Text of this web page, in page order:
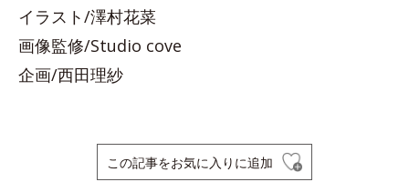
イラスト/澤村花菜
画像監修/Studio cove
企画/西田理紗
この記事をお気に入りに追加